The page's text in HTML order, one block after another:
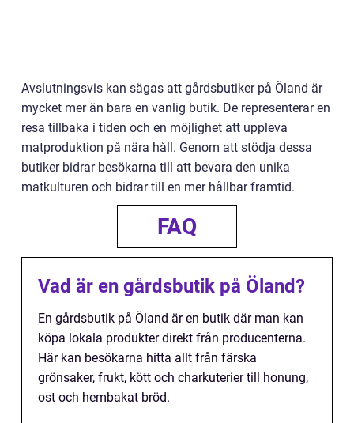
Avslutningsvis kan sägas att gårdsbutiker på Öland är
mycket mer än bara en vanlig butik. De representerar en
resa tillbaka i tiden och en möjlighet att uppleva
matproduktion på nära håll. Genom att stödja dessa
butiker bidrar besökarna till att bevara den unika
matkulturen och bidrar till en mer hållbar framtid.
FAQ
Vad är en gårdsbutik på Öland?
En gårdsbutik på Öland är en butik där man kan
köpa lokala produkter direkt från producenterna.
Här kan besökarna hitta allt från färska
grönsaker, frukt, kött och charkuterier till honung,
ost och hembakat bröd.